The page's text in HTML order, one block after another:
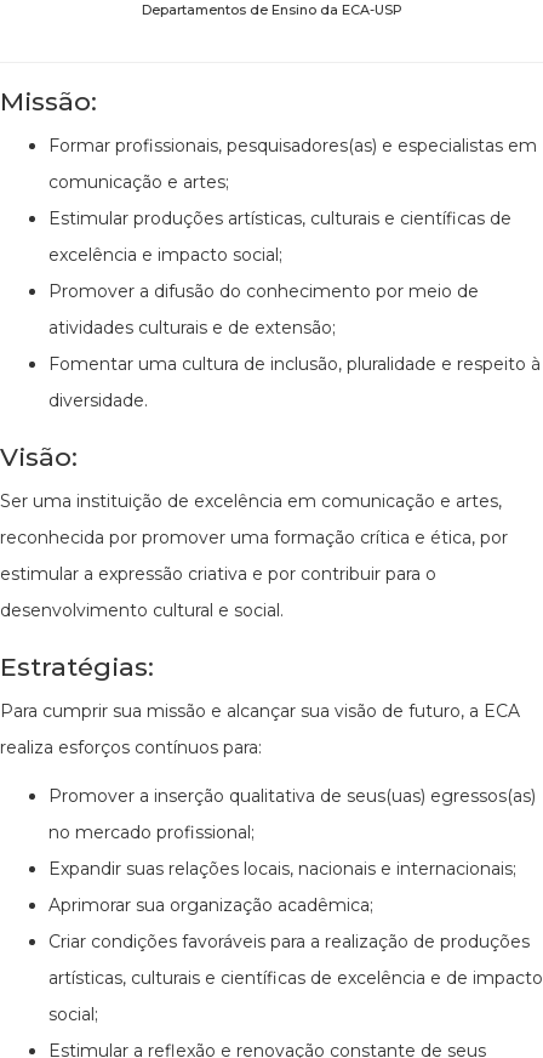
Departamentos de Ensino da ECA-USP
Missão:
Formar profissionais, pesquisadores(as) e especialistas em
comunicação e artes;
Estimular produções artísticas, culturais e científicas de
excelência e impacto social;
Promover a difusão do conhecimento por meio de
atividades culturais e de extensão;
Fomentar uma cultura de inclusão, pluralidade e respeito à
diversidade.
Visão:
Ser uma instituição de excelência em comunicação e artes,
reconhecida por promover uma formação crítica e ética, por
estimular a expressão criativa e por contribuir para o
desenvolvimento cultural e social.
Estratégias:
Para cumprir sua missão e alcançar sua visão de futuro, a ECA
realiza esforços contínuos para:
Promover a inserção qualitativa de seus(uas) egressos(as)
no mercado profissional;
Expandir suas relações locais, nacionais e internacionais;
Aprimorar sua organização acadêmica;
Criar condições favoráveis para a realização de produções
artísticas, culturais e científicas de excelência e de impacto
social;
Estimular a reflexão e renovação constante de seus